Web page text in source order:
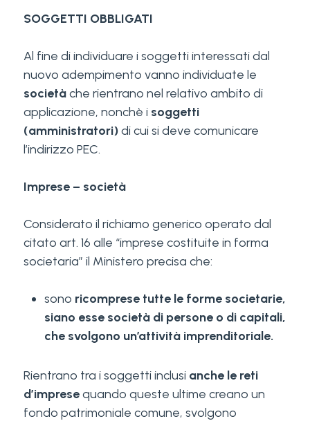
SOGGETTI OBBLIGATI
Al fine di individuare i soggetti interessati dal
nuovo adempimento vanno individuate le
societàche rientrano nel relativo ambito di
applicazione, nonchè i soggetti
(amministratori)di cui si deve comunicare
l’indirizzo PEC.
Imprese – società
Considerato il richiamo generico operato dal
citato art. 16 alle “imprese costituite in forma
societaria” il Ministero precisa che:
sono ricomprese tutte le forme societarie,
siano esse società di persone o di capitali,
che svolgono un’attività imprenditoriale.
Rientrano tra i soggetti inclusi anche le reti
d’impresequando queste ultime creano un
fondo patrimoniale comune, svolgono